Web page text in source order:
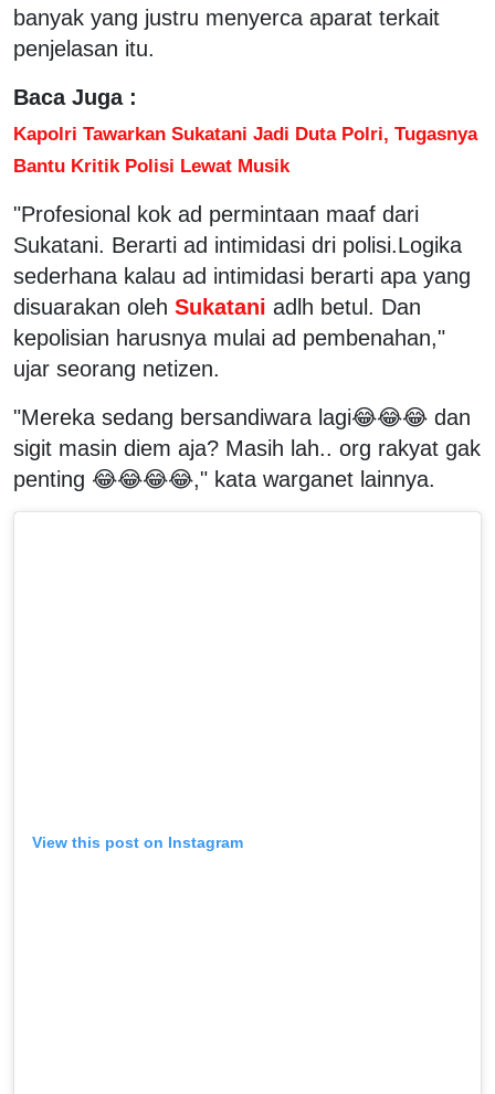
banyak yang justru menyerca aparat terkait
penjelasan itu.
Baca Juga :
Kapolri Tawarkan Sukatani Jadi Duta Polri, Tugasnya
Bantu Kritik Polisi Lewat Musik
"Profesional kok ad permintaan maaf dari
Sukatani. Berarti ad intimidasi dri polisi.Logika
sederhana kalau ad intimidasi berarti apa yang
disuarakan oleh Sukatani adlh betul. Dan
kepolisian harusnya mulai ad pembenahan,"
ujar seorang netizen.
"Mereka sedang bersandiwara lagi😂😂😂 dan
sigit masin diem aja? Masih lah.. org rakyat gak
penting 😂😂😂😂," kata warganet lainnya.
View this post on Instagram